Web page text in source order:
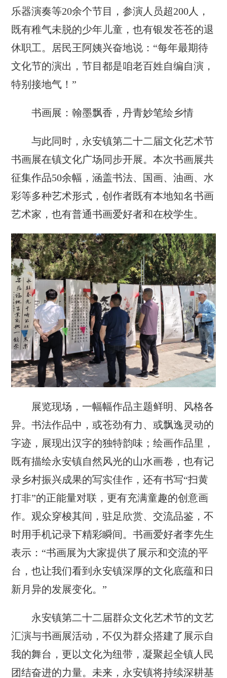
乐器演奏等20余个节目，参演人员超200人，
既有稚气未脱的少年儿童，也有银发苍苍的退
休职工。居民王阿姨兴奋地说：“每年最期待
文化节的演出，节目都是咱老百姓自编自演，
特别接地气！”
书画展：翰墨飘香，丹青妙笔绘乡情
与此同时，永安镇第二十二届文化艺术节
书画展在镇文化广场同步开展。本次书画展共
征集作品50余幅，涵盖书法、国画、油画、水
彩等多种艺术形式，创作者既有本地知名书画
艺术家，也有普通书画爱好者和在校学生。
展览现场，一幅幅作品主题鲜明、风格各
异。书法作品中，或苍劲有力、或飘逸灵动的
字迹，展现出汉字的独特韵味；绘画作品里，
既有描绘永安镇自然风光的山水画卷，也有记
录乡村振兴成果的写实佳作，还有书写“扫黄
打非”的正能量对联，更有充满童趣的创意画
作。观众穿梭其间，驻足欣赏、交流品鉴，不
时用手机记录下精彩瞬间。书画爱好者李先生
表示：“书画展为大家提供了展示和交流的平
台，也让我们看到永安镇深厚的文化底蕴和日
新月异的发展变化。”
永安镇第二十二届群众文化艺术节的文艺
汇演与书画展活动，不仅为群众搭建了展示自
我的舞台，更以文化为纽带，凝聚起全镇人民
团结奋进的力量。未来，永安镇将持续深耕基